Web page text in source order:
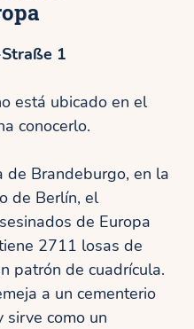
1
está ubicado en el
conocerlo.
de Brandeburgo, en la
de Berlín, el
de Europa
2711 losas de
patrón de cuadrícula.
a un cementerio
sirve como un